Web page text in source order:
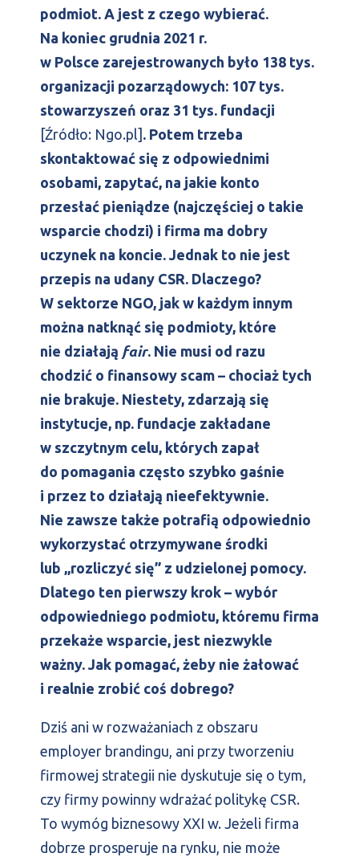
podmiot. A jest z czego wybierać.
Na koniec grudnia 2021 r.
w Polsce zarejestrowanych było 138 tys.
organizacji pozarządowych: 107 tys.
stowarzyszeń oraz 31 tys. fundacji
[Źródło: Ngo.pl] . Potem trzeba
skontaktować się z odpowiednimi
osobami, zapytać, na jakie konto
przesłać pieniądze (najczęściej o takie
wsparcie chodzi) i firma ma dobry
uczynek na koncie. Jednak to nie jest
przepis na udany CSR. Dlaczego?
W sektorze NGO, jak w każdym innym
można natknąć się podmioty, które
nie działają fair. Nie musi od razu
chodzić o finansowy scam – chociaż tych
nie brakuje. Niestety, zdarzają się
instytucje, np. fundacje zakładane
w szczytnym celu, których zapał
do pomagania często szybko gaśnie
i przez to działają nieefektywnie.
Nie zawsze także potrafią odpowiednio
wykorzystać otrzymywane środki
lub „rozliczyć się” z udzielonej pomocy.
Dlatego ten pierwszy krok – wybór
odpowiedniego podmiotu, któremu firma
przekaże wsparcie, jest niezwykle
ważny. Jak pomagać, żeby nie żałować
i realnie zrobić coś dobrego?
Dziś ani w rozważaniach z obszaru
employer brandingu, ani przy tworzeniu
firmowej strategii nie dyskutuje się o tym,
czy firmy powinny wdrażać politykę CSR.
To wymóg biznesowy XXI w. Jeżeli firma
dobrze prosperuje na rynku, nie może